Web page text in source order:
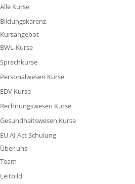
Alle Kurse
Bildungskarenz
Kursangebot
BWL-Kurse
Sprachkurse
Personalwesen Kurse
EDV Kurse
Rechnungswesen Kurse
Gesundheitswesen Kurse
EU AI Act Schulung
Über uns
Team
Leitbild